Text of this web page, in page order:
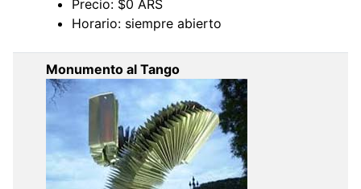
Precio: $0 ARS
Horario: siempre abierto
Monumento al Tango